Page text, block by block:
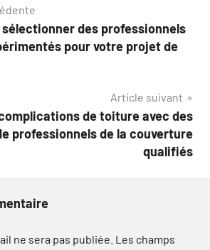
des professionnels
pour votre projet de
Article suivant
de toiture avec des
professionnels de la couverture
qualifiés
ne sera pas publiée. Les champs